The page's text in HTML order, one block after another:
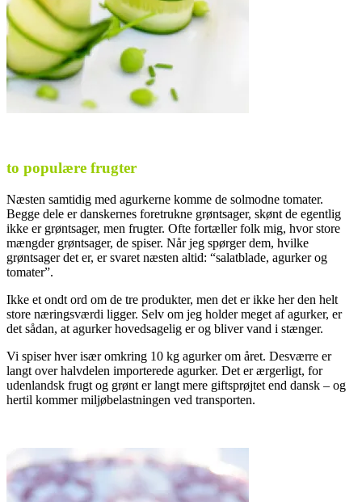
to populære frugter
Næsten samtidig med agurkerne komme de solmodne tomater.
Begge dele er danskernes foretrukne grøntsager, skønt de egentlig
ikke er grøntsager, men frugter. Ofte fortæller folk mig, hvor store
mængder grøntsager, de spiser. Når jeg spørger dem, hvilke
grøntsager det er, er svaret næsten altid: “salatblade, agurker og
tomater”.
Ikke et ondt ord om de tre produkter, men det er ikke her den helt
store næringsværdi ligger. Selv om jeg holder meget af agurker, er
det sådan, at agurker hovedsagelig er og bliver vand i stænger.
Vi spiser hver især omkring 10 kg agurker om året. Desværre er
langt over halvdelen importerede agurker. Det er ærgerligt, for
udenlandsk frugt og grønt er langt mere giftsprøjtet end dansk – og
hertil kommer miljøbelastningen ved transporten.